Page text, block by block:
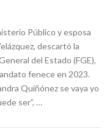
Público y esposa
descartó la
del Estado (FGE),
fenece en 2023.
Quiñónez se vaya yo
ser”, …